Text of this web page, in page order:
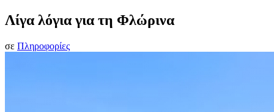
Λίγα λόγια για τη Φλώρινα
σε Πληροφορίες